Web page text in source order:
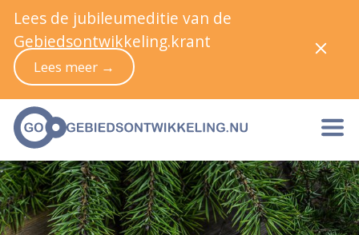
Lees de jubileumeditie van de
Gebiedsontwikkeling.krant
Lees meer →